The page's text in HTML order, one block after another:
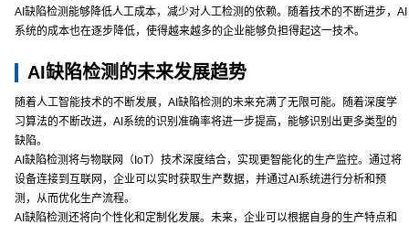
AI缺陷检测能够降低人工成本，减少对人工检测的依赖。随着技术的不断进步，AI
系统的成本也在逐步降低，使得越来越多的企业能够负担得起这一技术。
AI缺陷检测的未来发展趋势
随着人工智能技术的不断发展，AI缺陷检测的未来充满了无限可能。随着深度学
习算法的不断改进，AI系统的识别准确率将进一步提高，能够识别出更多类型的
缺陷。
AI缺陷检测将与物联网（IoT）技术深度结合，实现更智能化的生产监控。通过将
设备连接到互联网，企业可以实时获取生产数据，并通过AI系统进行分析和预
测，从而优化生产流程。
AI缺陷检测还将向个性化和定制化发展。未来，企业可以根据自身的生产特点和